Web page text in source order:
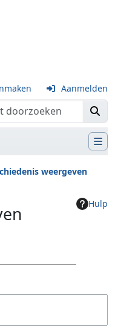
Aanmelden
weergeven
Hulp